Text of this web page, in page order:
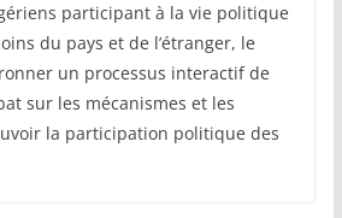
participant à la vie politique
du pays et de l’étranger, le
un processus interactif de
sur les mécanismes et les
la participation politique des